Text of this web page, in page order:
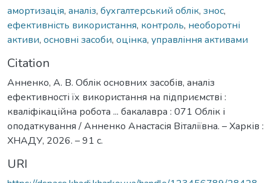
амортизація, аналіз, бухгалтерський облік, знос,
ефективність використання, контроль, необоротні
активи, основні засоби, оцінка, управління активами
Citation
Анненко, А. В. Облік основних засобів, аналіз
ефективності їх використання на підприємстві :
кваліфікаційна робота ... бакалавра : 071 Облік і
оподаткування / Анненко Анастасія Віталіївна. – Харків :
ХНАДУ, 2026. – 91 с.
URI